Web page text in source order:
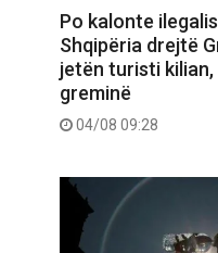
Po kalonte
Shqipëria drejtë
jetën turisti kilian,
greminë
04/08 09:28